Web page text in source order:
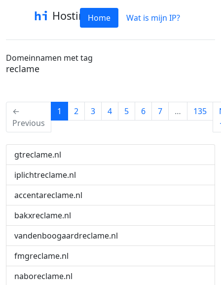
HostinfoHome Wat is mijn IP?
Domeinnamen met tag
reclame
←
Previous
1 (current)
2 3 4 5 6 7 … 135
gtreclame.nl
iplichtreclame.nl
accentareclame.nl
bakxreclame.nl
vandenboogaardreclame.nl
fmgreclame.nl
naboreclame.nl